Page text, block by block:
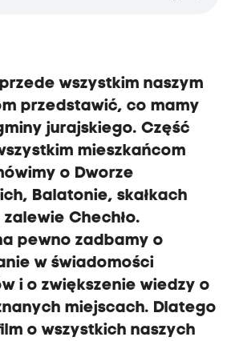
wszystkim naszym
przedstawić, co mamy
jurajskiego. Część
mieszkańcom
o Dworze
Balatonie, skałkach
Chechło.
pewno zadbamy o
w świadomości
i o zwiększenie wiedzy o
miejscach. Dlatego
o wszystkich naszych